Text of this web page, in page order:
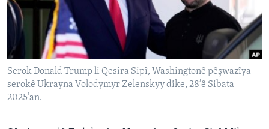
ÇAND Û HUNER
SERNIVÎS
SORANÎ
Learning English
Serok Donald Trump li Qesira Sipî, Washingtonê pêşwazîya
serokê Ukrayna Volodymyr Zelenskyy dike, 28’ê Sibata
2025’an.